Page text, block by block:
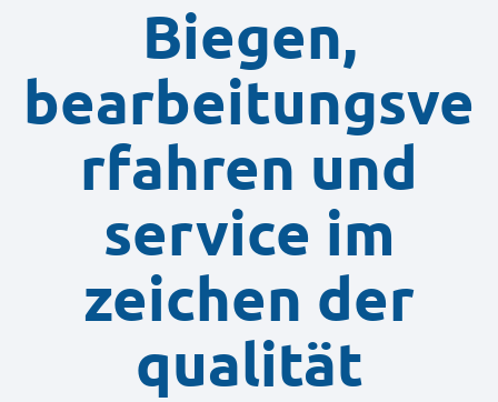
Biegen,
bearbeitungsve
rfahren und
service im
zeichen der
qualität